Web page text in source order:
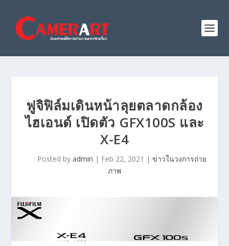
ฟูจิฟิล์มเดินหน้าลุยตลาดกล้อง
ไฮเอนด์ เปิดตัว GFX100S และ
X-E4
Posted by admin | Feb 22, 2021 | ข่าวในวงการถ่าย
ภาพ